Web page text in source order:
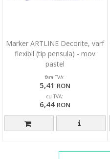
Marker ARTLINE Decorite, varf
flexibil (tip pensula) - mov
pastel
fara TVA:
5,41 RON
cu TVA:
6,44 RON